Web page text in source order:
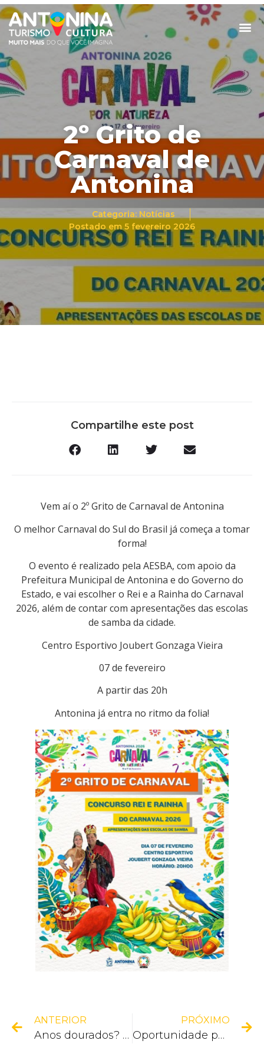
2º Grito de
Carnaval de
Antonina
Categoria: Notícias
Postado em 5 fevereiro 2026
Compartilhe este post
Vem aí o 2º Grito de Carnaval de Antonina
O melhor Carnaval do Sul do Brasil já começa a tomar
forma!
O evento é realizado pela AESBA, com apoio da
Prefeitura Municipal de Antonina e do Governo do
Estado, e vai escolher o Rei e a Rainha do Carnaval
2026, além de contar com apresentações das escolas
de samba da cidade.
Centro Esportivo Joubert Gonzaga Vieira
07 de fevereiro
A partir das 20h
Antonina já entra no ritmo da folia!
ANTERIOR
Anos dourados? No Carnaval de Antonina, tem!
PRÓXIMO
Oportunidade para moradores com idade entre 9 e 29 anos